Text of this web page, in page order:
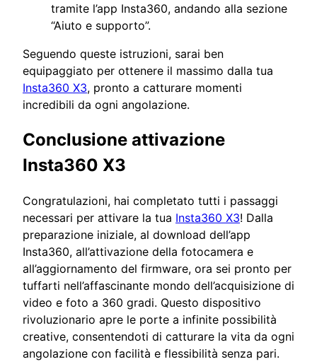
tramite l’app Insta360, andando alla sezione
“Aiuto e supporto”.
Seguendo queste istruzioni, sarai ben
equipaggiato per ottenere il massimo dalla tua
Insta360 X3, pronto a catturare momenti
incredibili da ogni angolazione.
Conclusione attivazione
Insta360 X3
Congratulazioni, hai completato tutti i passaggi
necessari per attivare la tua Insta360 X3! Dalla
preparazione iniziale, al download dell’app
Insta360, all’attivazione della fotocamera e
all’aggiornamento del firmware, ora sei pronto per
tuffarti nell’affascinante mondo dell’acquisizione di
video e foto a 360 gradi. Questo dispositivo
rivoluzionario apre le porte a infinite possibilità
creative, consentendoti di catturare la vita da ogni
angolazione con facilità e flessibilità senza pari.